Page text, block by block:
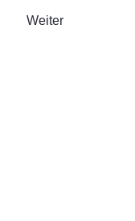
Weiter